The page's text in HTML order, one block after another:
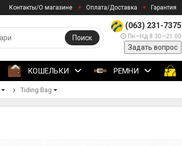
Контакты/О магазине Оплата/Доставка Гарантия
(063) 231-7375
Пн—Нд 8:30—21:00
Задать вопрос
Поиск
КОШЕЛЬКИ РЕМНИ
Tiding Bag